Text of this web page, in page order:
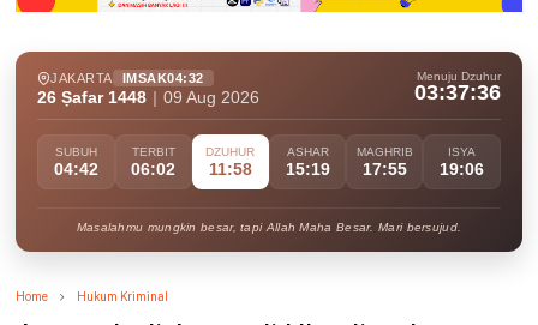
JAKARTA IMSAK04:32
26 Ṣafar 1448 09 Aug 2026
Menuju Dzuhur
03:37:35
SUBUH
04:42
TERBIT
06:02
DZUHUR
11:58
ASHAR
15:19
MAGHRIB
17:55
ISYA
19:06
Masalahmu mungkin besar, tapi Allah Maha Besar. Mari bersujud.
Home Hukum Kriminal